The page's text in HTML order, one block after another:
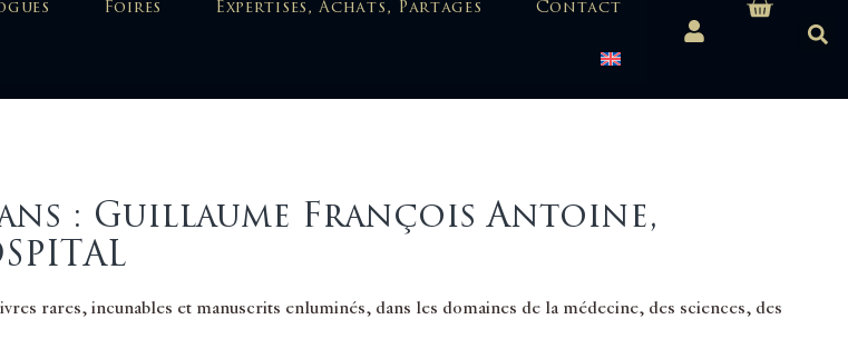
Foires Expertises, Achats, Partages Contact
: Guillaume François Antoine,
rares, incunables et manuscrits enluminés, dans les domaines de la médecine, des sciences, des